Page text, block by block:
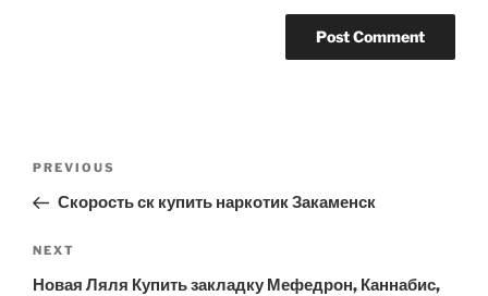
Previous
Post
PREVIOUS
Скорость ск купить наркотик Закаменск
Next
Post
NEXT
Новая Ляля Купить закладку Мефедрон, Каннабис,